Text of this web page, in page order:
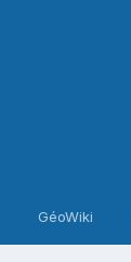
GéoWiki